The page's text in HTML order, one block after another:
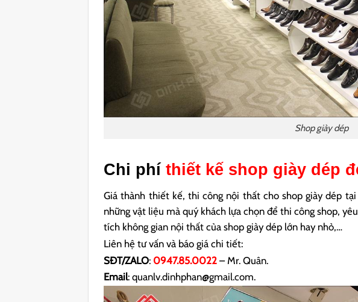
Shop giày dép
Chi phíthiết kế shop giày dép
Giá thành thiết kế, thi công nội thất cho shop giày dép
những vật liệu mà quý khách lựa chọn để thi công shop,
tích không gian nội thất của shop giày dép lớn hay nhỏ,…
Liên hệ tư vấn và báo giá chi tiết:
SĐT/ZALO: 0947.85.0022 – Mr. Quân.
Email: quanlv.dinhphan@gmail.com.